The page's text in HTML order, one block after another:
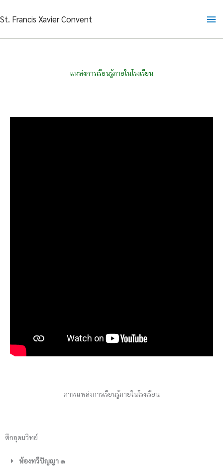
to
St. Francis Xavier Convent
แหล่งการเรียนรู้ภายในโรงเรียน
ภาพแหล่งการเรียนรู้ภายในโรงเรียน
ตึกอุดมวิทย์
ห้องทวีปัญญา ๑